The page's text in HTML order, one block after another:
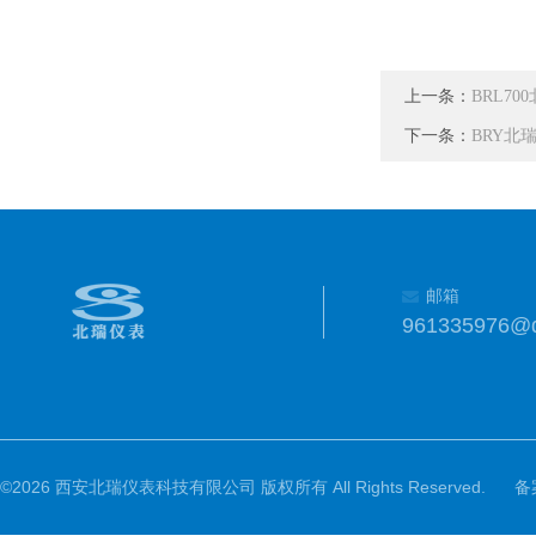
上一条：
下一条： BRY北
邮箱
©2026 西安北瑞仪表科技有限公司 版权所有 All Rights Reserved. 备